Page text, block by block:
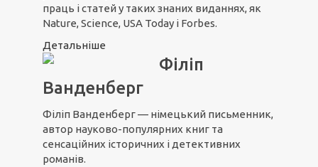
праць і статей у таких знаних виданнях, як
Nature, Science, USA Today і Forbes.
Детальніше
Філіп
Ванденберг
Філіп Ванденберг — німецький письменник,
автор науково-популярних книг та
сенсаційних історичних і детективних
романів.